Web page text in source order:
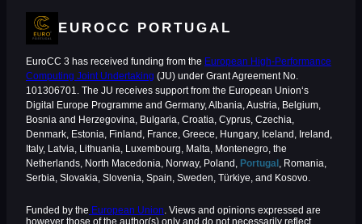
EUROCC PORTUGAL
EuroCC 3 has received funding from the European High-Performance
Computing Joint Undertaking (JU) under Grant Agreement No.
101306701. The JU receives support from the European Union‘s
Digital Europe Programme and Germany, Albania, Austria, Belgium,
Bosnia and Herzegovina, Bulgaria, Croatia, Cyprus, Czechia,
Denmark, Estonia, Finland, France, Greece, Hungary, Iceland, Ireland,
Italy, Latvia, Lithuania, Luxembourg, Malta, Montenegro, the
Netherlands, North Macedonia, Norway, Poland, Portugal , Romania,
Serbia, Slovakia, Slovenia, Spain, Sweden, Türkiye, and Kosovo.
Funded by the European Union. Views and opinions expressed are